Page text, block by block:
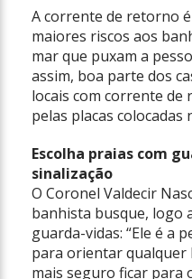
A corrente de retorno
maiores riscos aos
mar que puxam a
assim, boa parte dos
locais com corrente de
pelas placas colocadas
Escolha praias com
sinalização
O Coronel Valdecir
banhista busque, logo
guarda-vidas: “Ele é a
para orientar qualquer
mais seguro ficar para